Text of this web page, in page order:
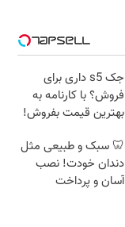
جک s5 داری برای
فروش؟ با کارنامه به
بهترین قیمت بفروش!
🦷 سبک و طبیعی مثل
دندان خودت! نصب
آسان و پرداخت